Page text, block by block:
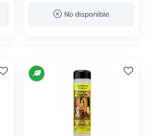
No disponible